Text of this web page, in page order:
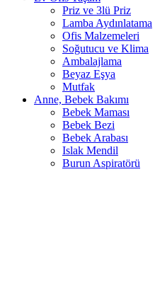
Priz ve 3lü Priz
Lamba Aydınlatama
Ofis Malzemeleri
Soğutucu ve Klima
Ambalajlama
Beyaz Eşya
Mutfak
Anne, Bebek Bakımı
Bebek Maması
Bebek Bezi
Bebek Arabası
Islak Mendil
Burun Aspiratörü